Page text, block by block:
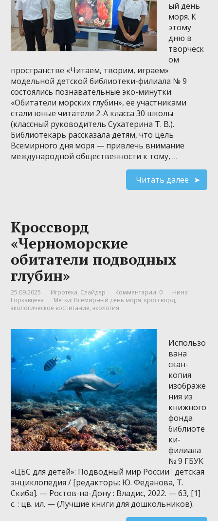
ый день
моря. К
этому
дню в
творческ
ом
пространстве «Читаем, творим, играем»
модельной детской библиотеки-филиала № 9
состоялись познавательные эко-минутки
«Обитатели морских глубин», её участниками
стали юные читатели 2-А класса 30 школы
(классный руководитель Сухатерина Т. В.).
Библиотекарь рассказала детям, что цель
Всемирного дня моря — привлечь внимание
международной общественности к тому, …
Читать далее
Кроссворд
«Черноморские
обитатели подводных
глубин»
25.09.2025 Игротека, Слайдер Комментарии: 0
Нина
Горкавцева
Метки: Всемирный день моря, кроссворд,
экологическое воспитание,экология
Использо
вана
скан-
копия
изображе
ния из
книжного
фонда
библиоте
ки-
филиала
№ 9 ГБУК
«ЦБС для детей»: Подводный мир России : детская
энциклопедия / [редакторы: Ю. Феданова, Т.
Скиба]. — Ростов-на-Дону : Владис, 2022. — 63, [1]
с. : цв. ил. — (Лучшие книги для дошкольников).